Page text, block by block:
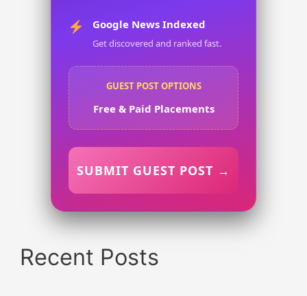
Google News Indexed
Get discovered and ranked fast.
GUEST POST OPTIONS
Free & Paid Placements
SUBMIT GUEST POST →
Recent Posts